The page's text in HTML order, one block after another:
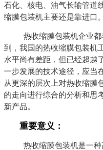
石化、核电、油气长输管道
缩膜包装机主要还是靠进口。
热收缩膜包装机企业
到，我国的热收缩膜包装机
水平尚有差距，但已经超越
一步发展的技术途径，应当
从更深的层次上对热收缩膜
的走向进行综合的分析和思
新产品。
重要意义：
热收缩膜包装机是一